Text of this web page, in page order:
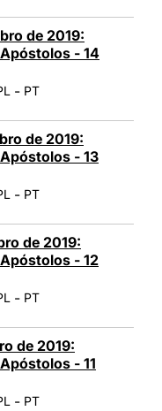
de 2019:
- 14
- PT
de 2019:
- 13
- PT
de 2019:
- 12
- PT
de 2019:
- 11
- PT